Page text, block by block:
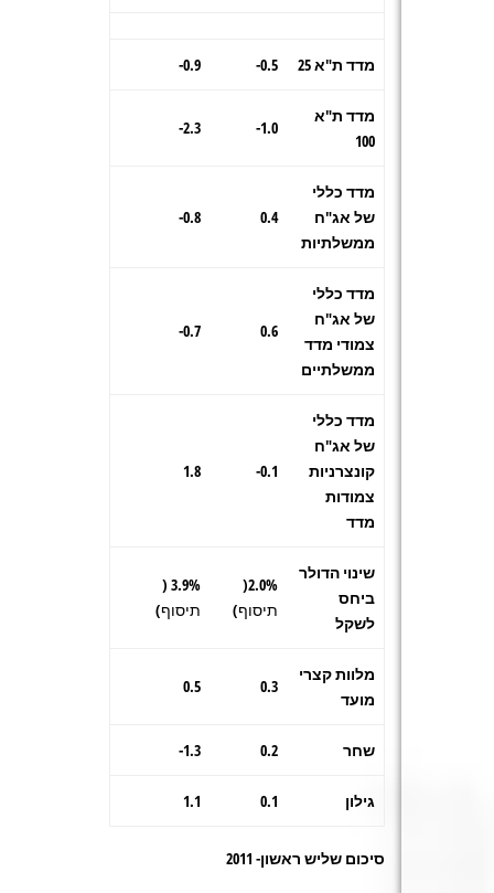
מדד ת"א 25 0.5-
0.9-
מדד ת"א
100
1.0-
2.3-
מדד כללי
של אג"ח
ממשלתיות
0.4
0.8-
מדד כללי
של אג"ח
צמודי מדד
ממשלתיים
0.6
0.7-
מדד כללי
של אג"ח
קונצרניות
צמודות
מדד
0.1-
1.8
שינוי הדולר
ביחס
לשקל
2.0%(
תיסוף)
3.9% (
תיסוף)
מלוות קצרי
מועד
0.3
0.5
שחר 0.2
1.3-
גילון 0.1
1.1
סיכום שליש ראשון- 2011